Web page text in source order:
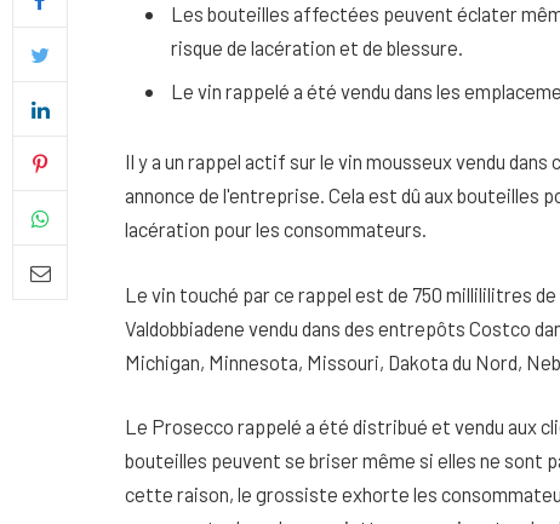
Les bouteilles affectées peuvent éclater
risque de lacération et de blessure.
Le vin rappelé a été vendu dans les
Il y a un rappel actif sur le vin mousseux vendu
annonce de l'entreprise. Cela est dû aux bouteilles
lacération pour les consommateurs.
Le vin touché par ce rappel est de 750 millililitres
Valdobbiadene vendu dans des entrepôts Costco
Michigan, Minnesota, Missouri, Dakota du Nord,
Le Prosecco rappelé a été distribué et vendu aux
bouteilles peuvent se briser même si elles ne sont
cette raison, le grossiste exhorte les
Quel soin adopter pour une
uniforme et lumineuse